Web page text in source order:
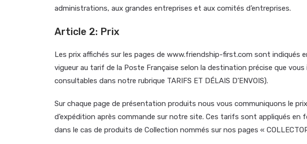
administrations, aux grandes entreprises et aux comités d’entreprises.
Article 2: Prix
Les prix affichés sur les pages de www.friendship-first.com sont indiqués
vigueur au tarif de la Poste Française selon la destination précise que
consultables dans notre rubrique TARIFS ET DÉLAIS D’ENVOIS).
Sur chaque page de présentation produits nous vous communiquons le
d’expédition après commande sur notre site. Ces tarifs sont appliqués
dans le cas de produits de Collection nommés sur nos pages «